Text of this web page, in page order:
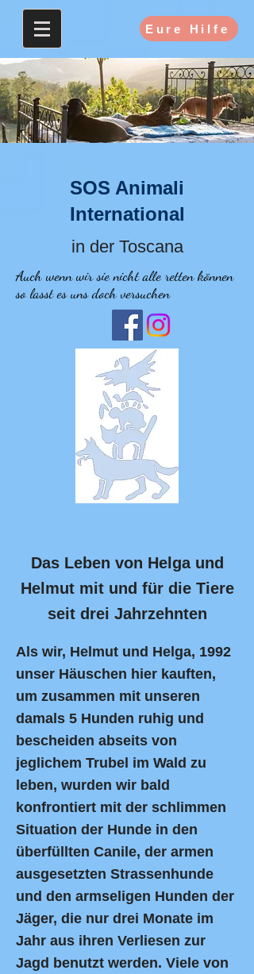
Eure Hilfe
SOS Animali
International
in der Toscana
Auch wenn wir sie nicht alle retten können
so lasst es uns doch versuchen
Das Leben von Helga und
Helmut mit und für die Tiere
seit drei Jahrzehnten
Als wir, Helmut und Helga, 1992
unser Häuschen hier kauften,
um zusammen mit unseren
damals 5 Hunden ruhig und
bescheiden abseits von
jeglichem Trubel im Wald zu
leben, wurden wir bald
konfrontiert mit der schlimmen
Situation der Hunde in den
überfüllten Canile, der armen
ausgesetzten Strassenhunde
und den armseligen Hunden der
Jäger, die nur drei Monate im
Jahr aus ihren Verliesen zur
Jagd benutzt werden. Viele von